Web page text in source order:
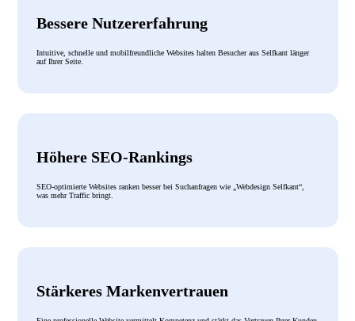
Bessere Nutzererfahrung
Intuitive, schnelle und mobilfreundliche Websites halten Besucher aus Selfkant länger
auf Ihrer Seite.
Höhere SEO-Rankings
SEO-optimierte Websites ranken besser bei Suchanfragen wie „Webdesign Selfkant“,
was mehr Traffic bringt.
Stärkeres Markenvertrauen